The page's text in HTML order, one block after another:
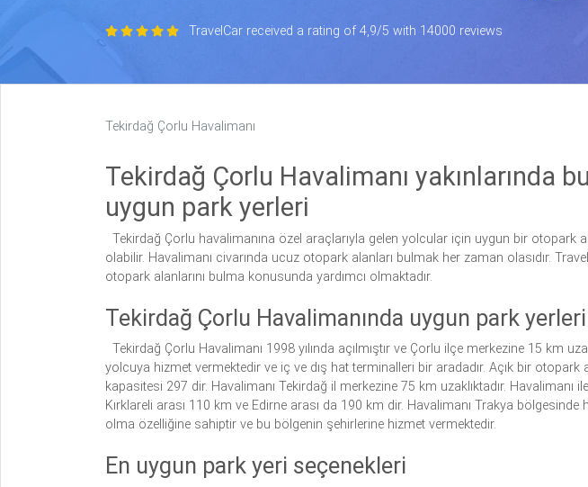
TravelCar received a rating of 4,9/5 with 14000 reviews
Tekirdağ Çorlu Havalimanı
Tekirdağ Çorlu Havalimanı yakınlarında
uygun park yerleri
Tekirdağ Çorlu havalimanına özel araçlarıyla gelen yolcular için uygun bir otopark
olabilir. Havalimanı civarında ucuz otopark alanları bulmak her zaman olasıdır.
otopark alanlarını bulma konusunda yardımcı olmaktadır.
Tekirdağ Çorlu Havalimanında uygun park
Tekirdağ Çorlu Havalimanı 1998 yılında açılmıştır ve Çorlu ilçe merkezine 15 km
yolcuya hizmet vermektedir ve iç ve dış hat terminalleri bir aradadır. Açık bir
kapasitesi 297 dir. Havalimanı Tekirdağ il merkezine 75 km uzaklıktadır. Havalimanı
Kırklareli arası 110 km ve Edirne arası da 190 km dir. Havalimanı Trakya bölgesinde
olma özelliğine sahiptir ve bu bölgenin şehirlerine hizmet vermektedir.
En uygun park yeri seçenekleri